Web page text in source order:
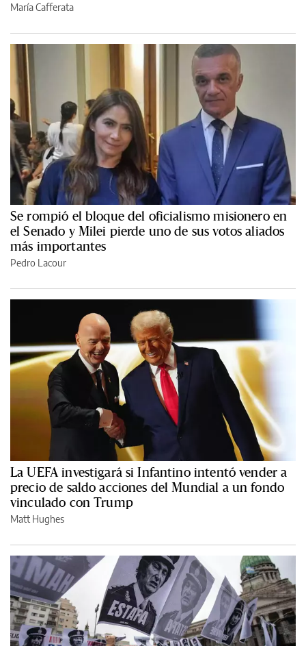
María Cafferata
Se rompió el bloque del oficialismo misionero en
el Senado y Milei pierde uno de sus votos aliados
más importantes
Pedro Lacour
La UEFA investigará si Infantino intentó vender a
precio de saldo acciones del Mundial a un fondo
vinculado con Trump
Matt Hughes